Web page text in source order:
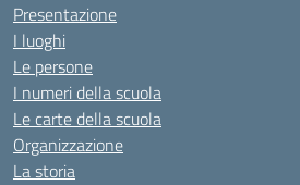
Presentazione
I luoghi
Le persone
I numeri della scuola
Le carte della scuola
Organizzazione
La storia